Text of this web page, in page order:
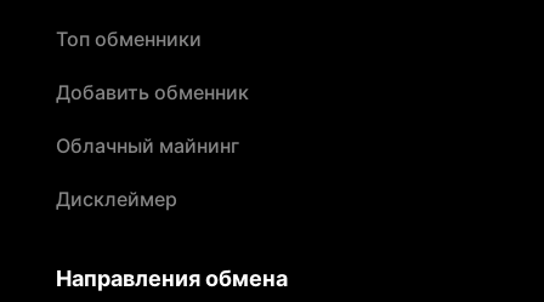
Топ обменники
Добавить обменник
Облачный майнинг
Дисклеймер
Направления обмена